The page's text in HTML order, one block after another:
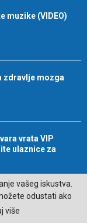
muzike (VIDEO)
zdravlje mozga
vrata VIP
ulaznice za
festival klasične
vašeg iskustva.
odustati ako
više